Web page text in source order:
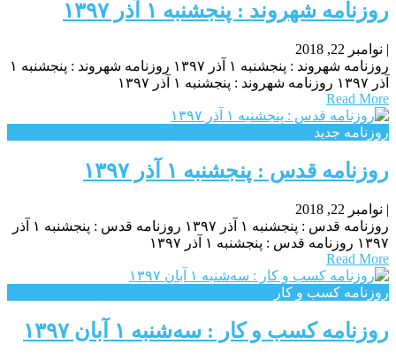
روزنامه شهروند : پنجشنبه ۱ آذر ۱۳۹۷
| نوامبر 22, 2018
روزنامه شهروند : پنجشنبه ۱ آذر ۱۳۹۷ روزنامه شهروند : پنجشنبه ۱
آذر ۱۳۹۷ روزنامه شهروند : پنجشنبه ۱ آذر ۱۳۹۷
Read More
روزنامه جدید
روزنامه قدس : پنجشنبه ۱ آذر ۱۳۹۷
| نوامبر 22, 2018
روزنامه قدس : پنجشنبه ۱ آذر ۱۳۹۷ روزنامه قدس : پنجشنبه ۱ آذر
۱۳۹۷ روزنامه قدس : پنجشنبه ۱ آذر ۱۳۹۷
Read More
روزنامه كسب و كار
روزنامه كسب و كار : سه‌شنبه ۱ آبان ۱۳۹۷